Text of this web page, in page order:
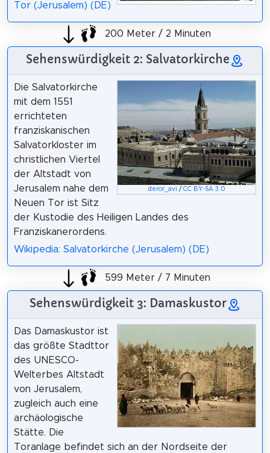
Tor (Jerusalem) (DE)
200 Meter / 2 Minuten
Sehenswürdigkeit 2: Salvatorkirche
deror_avi / CC BY-SA 3.0
Die Salvatorkirche
mit dem 1551
errichteten
franziskanischen
Salvatorkloster im
christlichen Viertel
der Altstadt von
Jerusalem nahe dem
Neuen Tor ist Sitz
der Kustodie des Heiligen Landes des
Franziskanerordens.
Wikipedia: Salvatorkirche (Jerusalem) (DE)
599 Meter / 7 Minuten
Sehenswürdigkeit 3: Damaskustor
Das Damaskustor ist
das größte Stadttor
des UNESCO-
Welterbes Altstadt
von Jerusalem,
zugleich auch eine
archäologische
Stätte. Die
Toranlage befindet sich an der Nordseite der